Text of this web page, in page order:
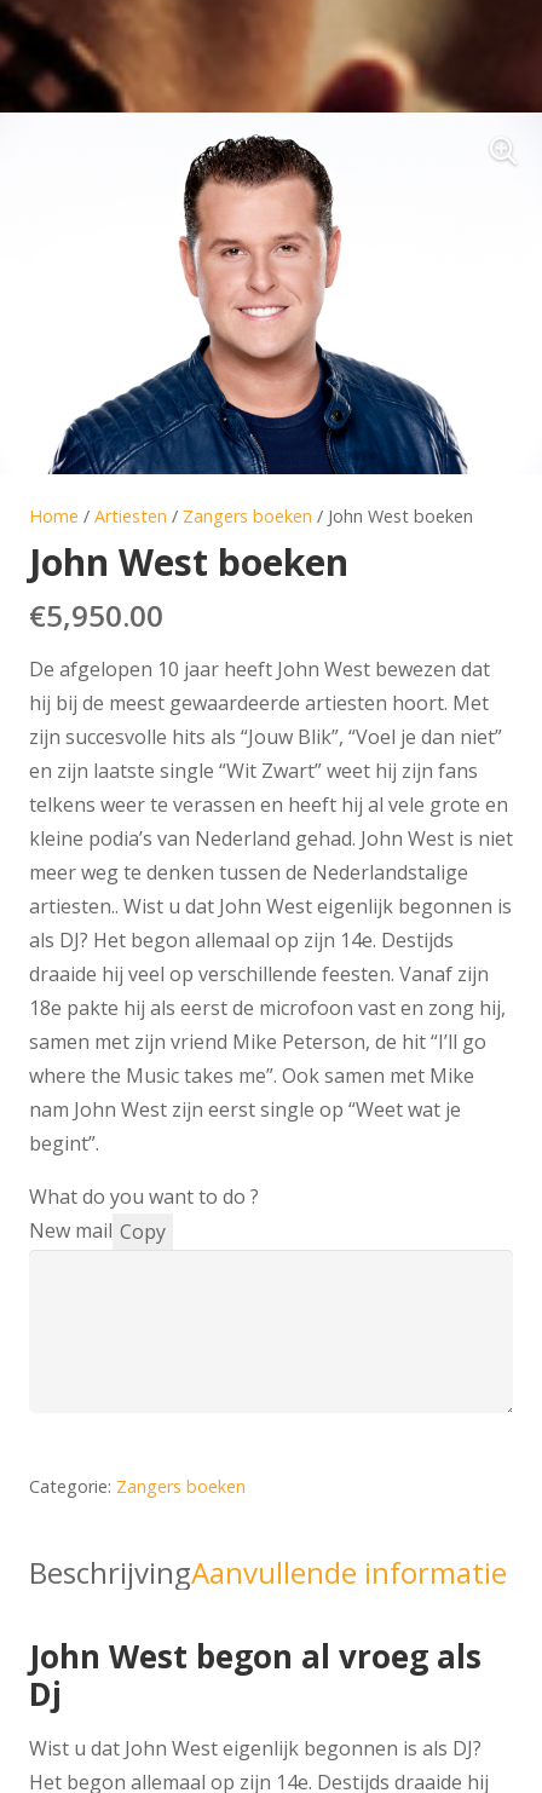
Home / Artiesten / Zangers boeken / John West boeken
John West boeken
€5,950.00
De afgelopen 10 jaar heeft John West bewezen dat
hij bij de meest gewaardeerde artiesten hoort. Met
zijn succesvolle hits als “Jouw Blik”, “Voel je dan niet”
en zijn laatste single “Wit Zwart” weet hij zijn fans
telkens weer te verassen en heeft hij al vele grote en
kleine podia’s van Nederland gehad. John West is niet
meer weg te denken tussen de Nederlandstalige
artiesten.. Wist u dat John West eigenlijk begonnen is
als DJ? Het begon allemaal op zijn 14e. Destijds
draaide hij veel op verschillende feesten. Vanaf zijn
18e pakte hij als eerst de microfoon vast en zong hij,
samen met zijn vriend Mike Peterson, de hit “I’ll go
where the Music takes me”. Ook samen met Mike
nam John West zijn eerst single op “Weet wat je
begint”.
What do you want to do ?
New mail Copy
Categorie: Zangers boeken
BeschrijvingAanvullende informatie
John West begon al vroeg als
Dj
Wist u dat John West eigenlijk begonnen is als DJ?
Het begon allemaal op zijn 14e. Destijds draaide hij